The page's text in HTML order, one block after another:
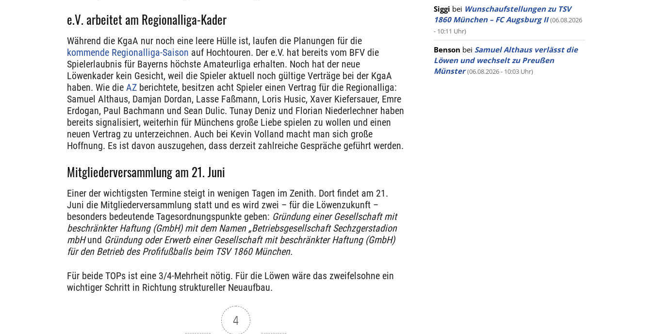
e.V. arbeitet am Regionalliga-Kader
Während die KgaA nur noch eine leere Hülle ist, laufen die Planungen für die
kommende Regionalliga-Saison auf Hochtouren. Der e.V. hat bereits vom BFV die
Spielerlaubnis für Bayerns höchste Amateurliga erhalten. Noch hat der neue
Löwenkader kein Gesicht, weil die Spieler aktuell noch gültige Verträge bei der KgaA
haben. Wie die AZ berichtete, besitzen acht Spieler einen Vertrag für die Regionalliga:
Samuel Althaus, Damjan Dordan, Lasse Faßmann, Loris Husic, Xaver Kiefersauer, Emre
Erdogan, Paul Bachmann und Sean Dulic. Tunay Deniz und Florian Niederlechner haben
bereits signalisiert, weiterhin für Münchens große Liebe spielen zu wollen und einen
neuen Vertrag zu unterzeichnen. Auch bei Kevin Volland macht man sich große
Hoffnung. Es ist davon auszugehen, dass derzeit zahlreiche Gespräche geführt werden.
Mitgliederversammlung am 21. Juni
Einer der wichtigsten Termine steigt in wenigen Tagen im Zenith. Dort findet am 21.
Juni die Mitgliederversammlung statt und es wird zwei – für die Löwenzukunft –
besonders bedeutende Tagesordnungspunkte geben: Gründung einer Gesellschaft mit
beschränkter Haftung (GmbH) mit dem Namen „Betriebsgesellschaft Sechzgerstadion
mbHund Gründung oder Erwerb einer Gesellschaft mit beschränkter Haftung (GmbH)
für den Betrieb des Profifußballs beim TSV 1860 München.
Für beide TOPs ist eine 3/4-Mehrheit nötig. Für die Löwen wäre das zweifelsohne ein
wichtiger Schritt in Richtung struktureller Neuaufbau.
4
Siggi bei Wunschaufstellungen zu TSV
1860 München – FC Augsburg II (06.08.2026
- 10:11 Uhr)
Benson bei Samuel Althaus verlässt die
Löwen und wechselt zu Preußen
Münster (06.08.2026 - 10:03 Uhr)